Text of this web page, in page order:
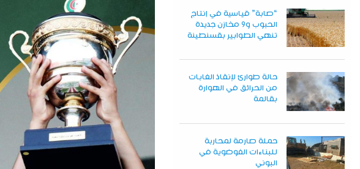
“صابة” قياسية في إنتاج
الحبوب و9 مخازن جديدة
تنهي الطوابير بقسنطينة
حالة طوارئ لإنقاذ الغابات
من الحرائق في الهوارة
بقالمة
حملة صارمة لمحاربة
للبناءات الفوضوية في
البوني